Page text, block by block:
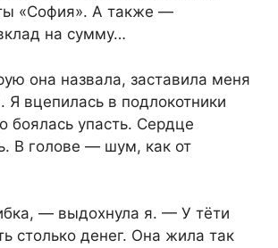
«София». А также —
на сумму…
она назвала, заставила меня
Я вцепилась в подлокотники
боялась упасть. Сердце
В голове — шум, как от
— выдохнула я. — У тёти
столько денег. Она жила так